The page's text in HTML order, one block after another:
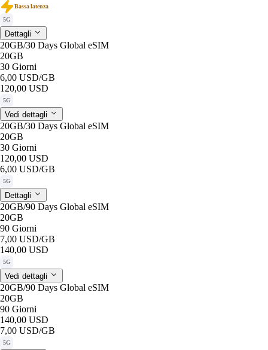
Bassa latenza
5G
Dettagli
20GB/30 Days Global eSIM
20GB
30 Giorni
6,00 USD/GB
120,00 USD
5G
Vedi dettagli
20GB/30 Days Global eSIM
20GB
30 Giorni
120,00 USD
6,00 USD/GB
5G
Dettagli
20GB/90 Days Global eSIM
20GB
90 Giorni
7,00 USD/GB
140,00 USD
5G
Vedi dettagli
20GB/90 Days Global eSIM
20GB
90 Giorni
140,00 USD
7,00 USD/GB
5G